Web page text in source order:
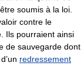
soumis à la loi.
contre le
Ils pourraient ainsi
de sauvegarde dont
redressement